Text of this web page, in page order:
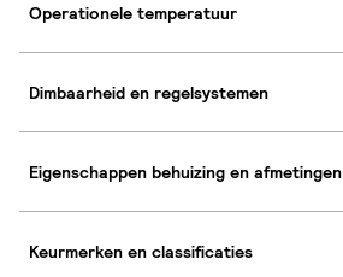
Operationele temperatuur
Dimbaarheid en regelsystemen
Eigenschappen behuizing en afmetingen
Keurmerken en classificaties